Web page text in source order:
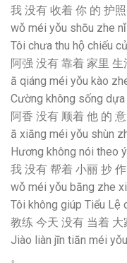
我 没有 收着 你 的 护照
wǒ méi yǒu shōu zhe nǐ
Tôi chưa thu hộ chiếu
阿强 没有 靠着 家里 生
ā qiáng méi yǒu kào
Cường không sống
阿香 没有 顺着 他 的 意
ā xiāng méi yǒu shùn
Hương không nói theo
我 没有 帮着 小丽 抄 作
wǒ méi yǒu bāng zhe
Tôi không giúp Tiểu Lệ
教练 今天 没有 当着 大
Jiào liàn jīn tiān méi
。